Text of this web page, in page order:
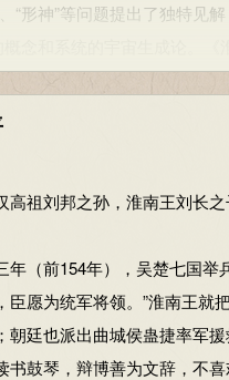
、“形神”等问题提出了独特
概念和系统的宇宙生成论。
最早尝试热气球升空的实
腐和豆浆的创始人。明朝罗
法，始于前汉淮南王刘安。”
祖刘邦之孙，淮南王刘长之
（前154年），吴楚七国举
臣愿为统军将领。”淮南王就
朝廷也派出曲城侯蛊捷率军援
鼓琴，辩博善为文辞，不喜